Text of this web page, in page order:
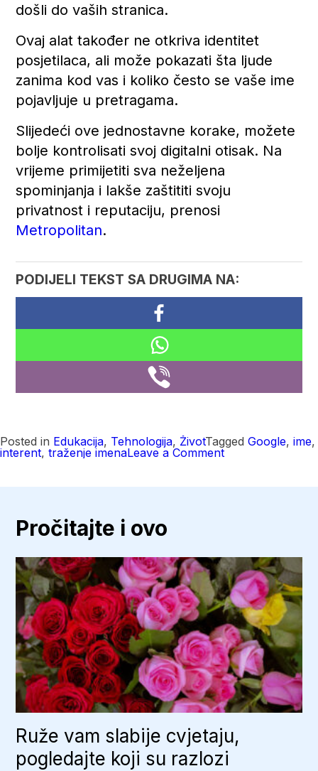
došli do vaših stranica.
Ovaj alat također ne otkriva identitet
posjetilaca, ali može pokazati šta ljude
zanima kod vas i koliko često se vaše ime
pojavljuje u pretragama.
Slijedeći ove jednostavne korake, možete
bolje kontrolisati svoj digitalni otisak. Na
vrijeme primijetiti sva neželjena
spominjanja i lakše zaštititi svoju
privatnost i reputaciju, prenosi
Metropolitan.
PODIJELI TEKST SA DRUGIMA NA:
Posted in Edukacija, Tehnologija, ŽivotTagged Google, ime,
interent, traženje imenaLeave a Commenton
na
internetu
Pročitajte i ovo
Ruže vam slabije cvjetaju,
pogledajte koji su razlozi